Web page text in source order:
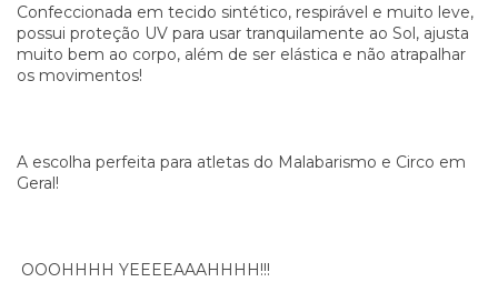
Confeccionada em tecido sintético, respirável e muito leve,
possui proteção UV para usar tranquilamente ao Sol, ajusta
muito bem ao corpo, além de ser elástica e não atrapalhar
os movimentos!
A escolha perfeita para atletas do Malabarismo e Circo em
Geral!
OOOHHHH YEEEEAAAHHHH!!!